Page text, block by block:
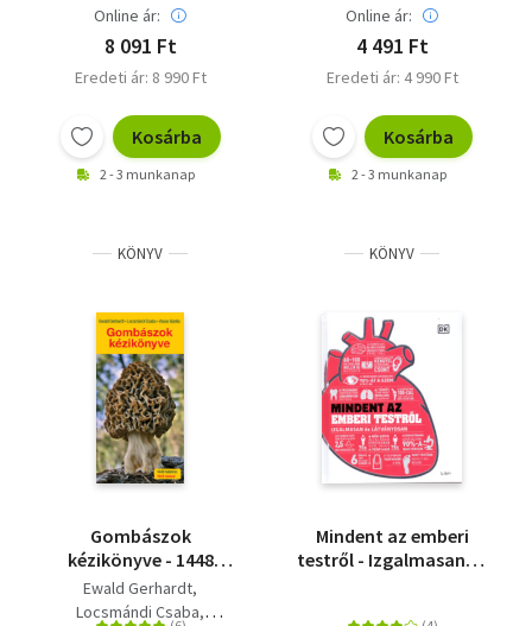
Online ár:
8 091 Ft
Eredeti ár: 8 990 Ft
Kosárba
2 - 3 munkanap
Online ár:
4 491 Ft
Eredeti ár: 4 990 Ft
Kosárba
2 - 3 munkanap
KÖNYV
Gombászok
kézikönyve - 1448
gombafaj leírásával
Ewald Gerhardt
Locsmándi Csaba
KÖNYV
Mindent az emberi
testről - Izgalmasan és